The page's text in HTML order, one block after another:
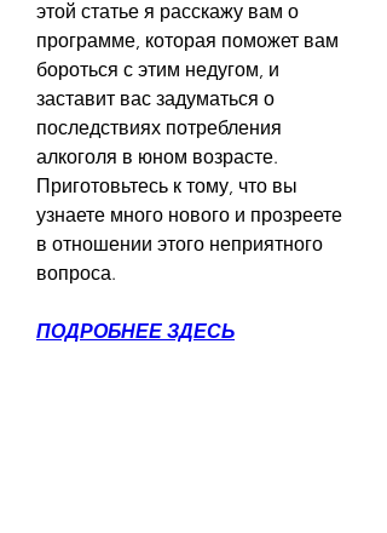
этой статье я расскажу вам о
программе, которая поможет вам
бороться с этим недугом, и
заставит вас задуматься о
последствиях потребления
алкоголя в юном возрасте.
Приготовьтесь к тому, что вы
узнаете много нового и прозреете
в отношении этого неприятного
вопроса.
ПОДРОБНЕЕ ЗДЕСЬ